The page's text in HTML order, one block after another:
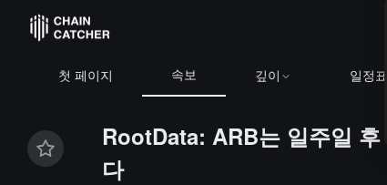
첫 페이지 속보 깊이 일정표
RootData: ARB는 일주일
다